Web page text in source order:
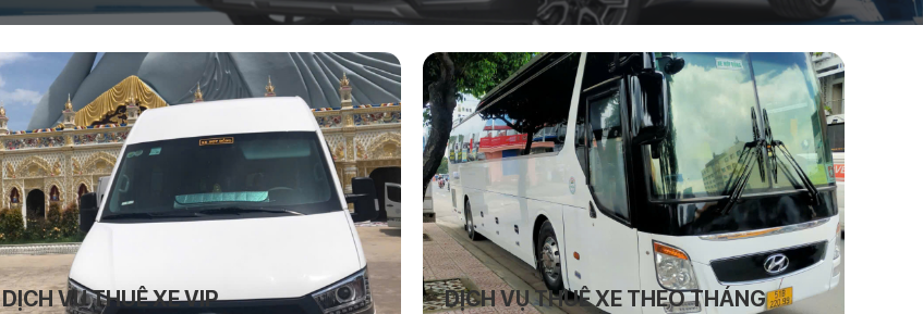
DỊCH VỤ THUÊ XE VIP DỊCH VỤ THUÊ XE THEO THÁNG